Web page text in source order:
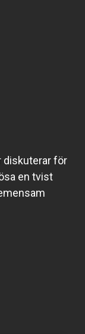
diskuterar för
en tvist